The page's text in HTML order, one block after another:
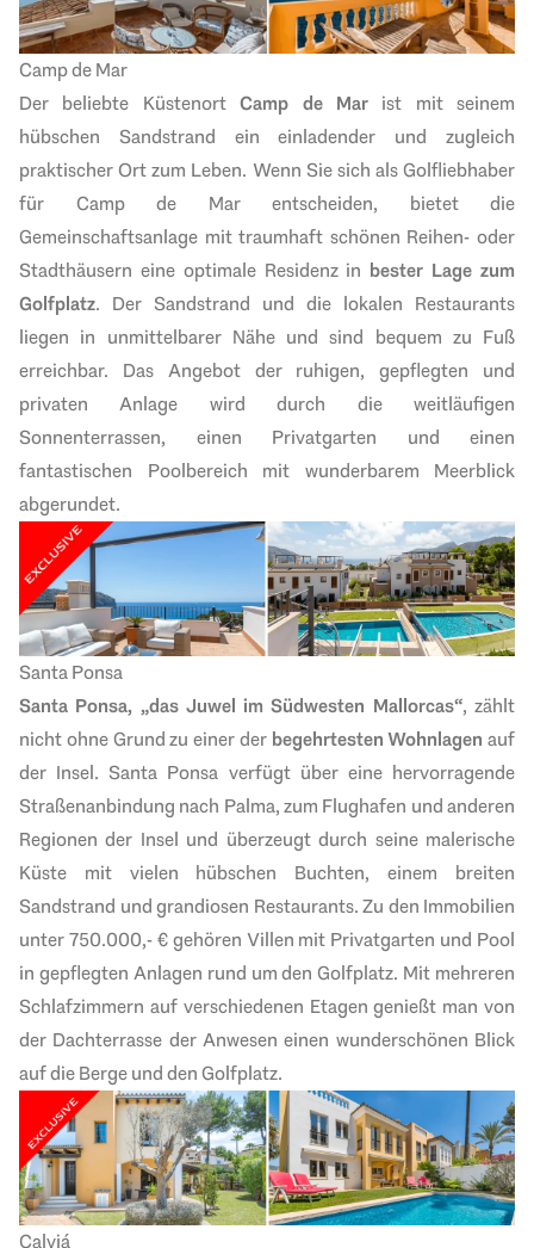
Camp de Mar
Der beliebte KüstenortCamp de Marist mit seinem
hübschen Sandstrand ein einladender und zugleich
praktischer Ort zum Leben. Wenn Sie sich als Golfliebhaber
für Camp de Mar entscheiden, bietet die
Gemeinschaftsanlage mit traumhaft schönen Reihen- oder
Stadthäusern eine optimale Residenz in bester Lage zum
Golfplatz. Der Sandstrand und die lokalen Restaurants
liegen in unmittelbarer Nähe und sind bequem zu Fuß
erreichbar. Das Angebot der ruhigen, gepflegten und
privaten Anlage wird durch die weitläufigen
Sonnenterrassen, einen Privatgarten und einen
fantastischen Poolbereich mit wunderbarem Meerblick
abgerundet.
Santa Ponsa
Santa Ponsa, „das Juwel im Südwesten Mallorcas“, zählt
nicht ohne Grund zu einer der begehrtesten Wohnlagen auf
der Insel. Santa Ponsa verfügt über eine hervorragende
Straßenanbindung nach Palma, zum Flughafen und anderen
Regionen der Insel und überzeugt durch seine malerische
Küste mit vielen hübschen Buchten, einem breiten
Sandstrand und grandiosen Restaurants. Zu den Immobilien
unter 750.000,- € gehören Villen mit Privatgarten und Pool
in gepflegten Anlagen rund um den Golfplatz. Mit mehreren
Schlafzimmern auf verschiedenen Etagen genießt man von
der Dachterrasse der Anwesen einen wunderschönen Blick
auf die Berge und den Golfplatz.
Calviá